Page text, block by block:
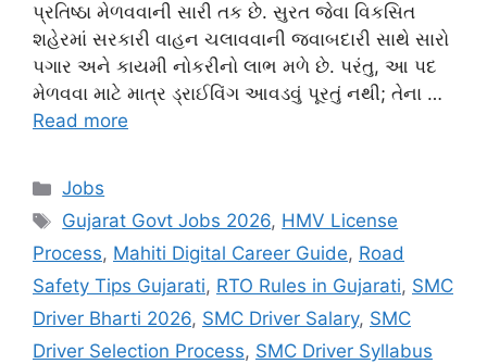
પ્રતિષ્ઠા મેળવવાની સારી તક છે. સુરત જેવા વિકસિત
શહેરમાં સરકારી વાહન ચલાવવાની જવાબદારી સાથે સારો
પગાર અને કાયમી નોકરીનો લાભ મળે છે. પરંતુ, આ પદ
મેળવવા માટે માત્ર ડ્રાઈવિંગ આવડવું પૂરતું નથી; તેના …
Read more
Categories
Jobs
Tags
Gujarat Govt Jobs 2026, HMV License
Process, Mahiti Digital Career Guide, Road
Safety Tips Gujarati, RTO Rules in Gujarati, SMC
Driver Bharti 2026, SMC Driver Salary, SMC
Driver Selection Process, SMC Driver Syllabus